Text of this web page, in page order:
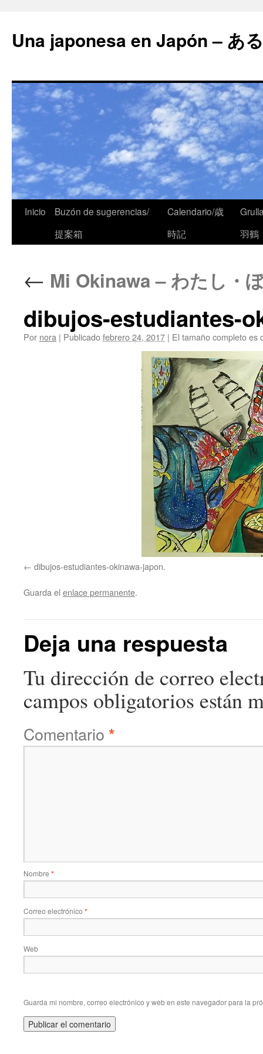
Una japonesa en Japón – あ
Inicio
Buzón de sugerencias/
提案箱
Calendario/歳
時記
羽鶴
← Mi Okinawa – わたし・
dibujos-estudiantes-
Por nora | Publicadofebrero 24, 2017 | El tamaño completo es
dibujos-estudiantes-okinawa-japon.
Guarda el enlace permanente.
Deja una respuesta
Tu dirección de correo
campos obligatorios están
Comentario *
Nombre *
Correo electrónico *
Web
Guarda mi nombre, correo electrónico y web en este navegador para la